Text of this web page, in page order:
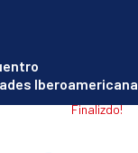
05 Feb
Finalizdo!